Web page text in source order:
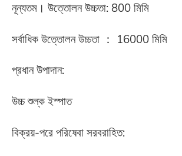
নূন্যতম। উত্তোলন উচ্চতা: 800 মিমি
সর্বাধিক উত্তোলন উচ্চতা ： 16000 মিমি
প্রধান উপাদান:
উচ্চ শুল্ক ইস্পাত
বিক্রয়-পরে পরিষেবা সরবরাহিত: